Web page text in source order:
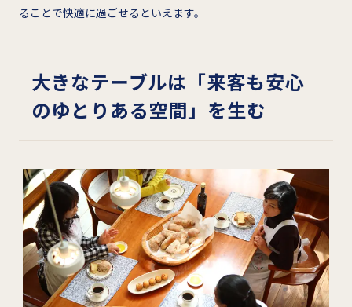
ることで快適に過ごせるといえます。
大きなテーブルは「来客も安心
のゆとりある空間」を生む